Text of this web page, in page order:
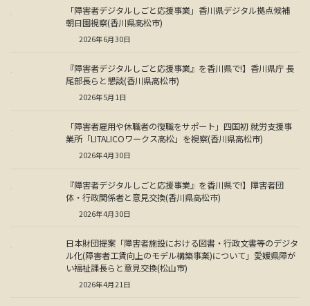
「障害者デジタルしごと応援事業」香川県デジタル拠点候補
朝日園視察(香川県高松市)
2026年6月30日
『障害者デジタルしごと応援事業』を香川県で!】香川県庁 長
尾部長らと懇談(香川県高松市)
2026年5月1日
「障害者雇用や休職者の復職をサポート」四国初 就労支援事
業所「LITALICOワークス高松」を視察(香川県高松市)
2026年4月30日
『障害者デジタルしごと応援事業』を香川県で!】障害者団
体・行政関係者と意見交換(香川県高松市)
2026年4月30日
日本財団提案「障害者施設における図書・行政文書等のデジタ
ル化(障害者工賃向上のモデル構築事業)について」愛媛県障が
い福祉課長らと意見交換(松山市)
2026年4月21日